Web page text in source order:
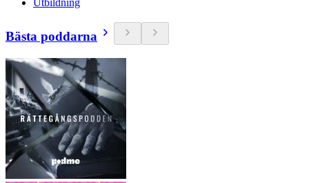
Utbildning
Bästa poddarna